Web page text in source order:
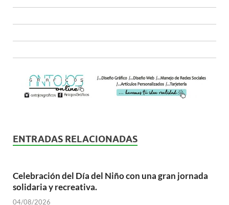
ENTRADAS RELACIONADAS
Celebración del Día del Niño con una gran jornada
solidaria y recreativa.
04/08/2026